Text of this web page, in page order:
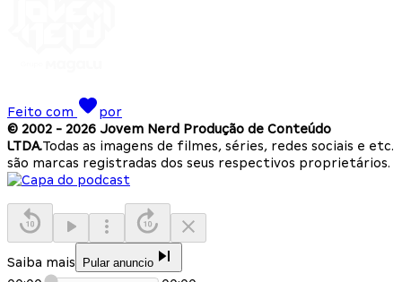
Feito com
por
© 2002 - 2026 Jovem Nerd Produção de Conteúdo
LTDA.Todas as imagens de filmes, séries, redes sociais e etc.
são marcas registradas dos seus respectivos proprietários.
Saiba mais Pular anuncio